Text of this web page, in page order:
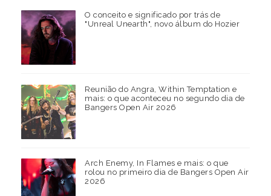
O conceito e significado por trás de
"Unreal Unearth", novo álbum do Hozier
Reunião do Angra, Within Temptation e
mais: o que aconteceu no segundo dia de
Bangers Open Air 2026
Arch Enemy, In Flames e mais: o que
rolou no primeiro dia de Bangers Open Air
2026